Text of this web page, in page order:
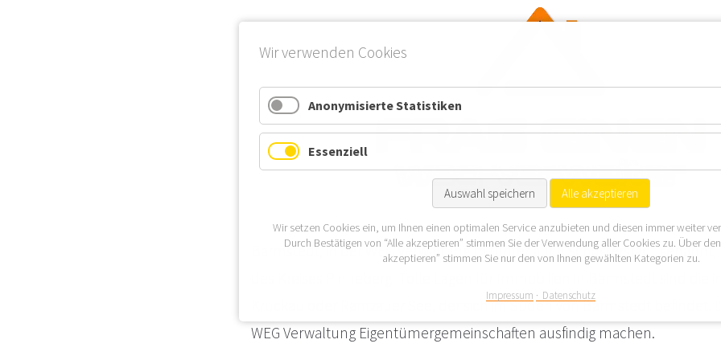
Barmstedt, in der WEG Verwaltung mitunter auch Schusterstadt genannt,
Krückau oder Rantzauer See, der sich im Süden von Barmstedt befindet.
WEG Verwaltung Eigentümergemeinschaften ausfindig machen.
Wir verwenden Cookies
Anonymisierte Statistiken
Essenziell
Auswahl speichern Alle akzeptieren
Wir setzen Cookies ein, um Ihnen einen optimalen Service anzubieten und diesen immer weiter
Durch Bestätigen von “Alle akzeptieren” stimmen Sie der Verwendung aller Cookies zu. Über
akzeptieren” stimmen Sie nur den von Ihnen gewählten Kategorien zu.
Impressum Datenschutz